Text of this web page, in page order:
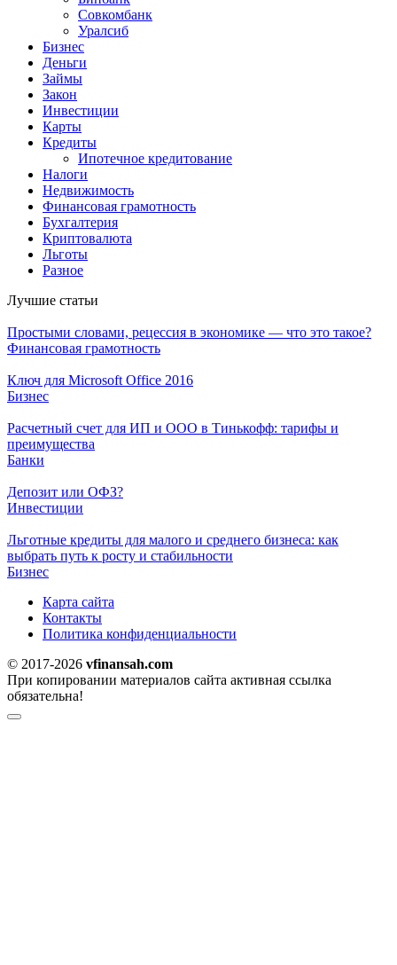
Совкомбанк
Уралсиб
Бизнес
Деньги
Займы
Закон
Инвестиции
Карты
Кредиты
Ипотечное кредитование
Налоги
Недвижимость
Финансовая грамотность
Бухгалтерия
Криптовалюта
Льготы
Разное
Лучшие статьи
Простыми словами, рецессия в экономике — что это такое?
Финансовая грамотность
Ключ для Microsoft Office 2016
Бизнес
Расчетный счет для ИП и ООО в Тинькофф: тарифы и
преимущества
Банки
Депозит или ОФЗ?
Инвестиции
Льготные кредиты для малого и среднего бизнеса: как
выбрать путь к росту и стабильности
Бизнес
Карта сайта
Контакты
Политика конфиденциальности
© 2017-2026 vfinansah.com
При копировании материалов сайта активная ссылка
обязательна!